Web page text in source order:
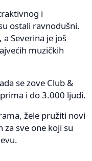
i
ostali ravnodušni.
a Severina je još
muzičkih
se zove Club &
i do 3.000 ljudi.
žele pružiti novi
za sve one koji su